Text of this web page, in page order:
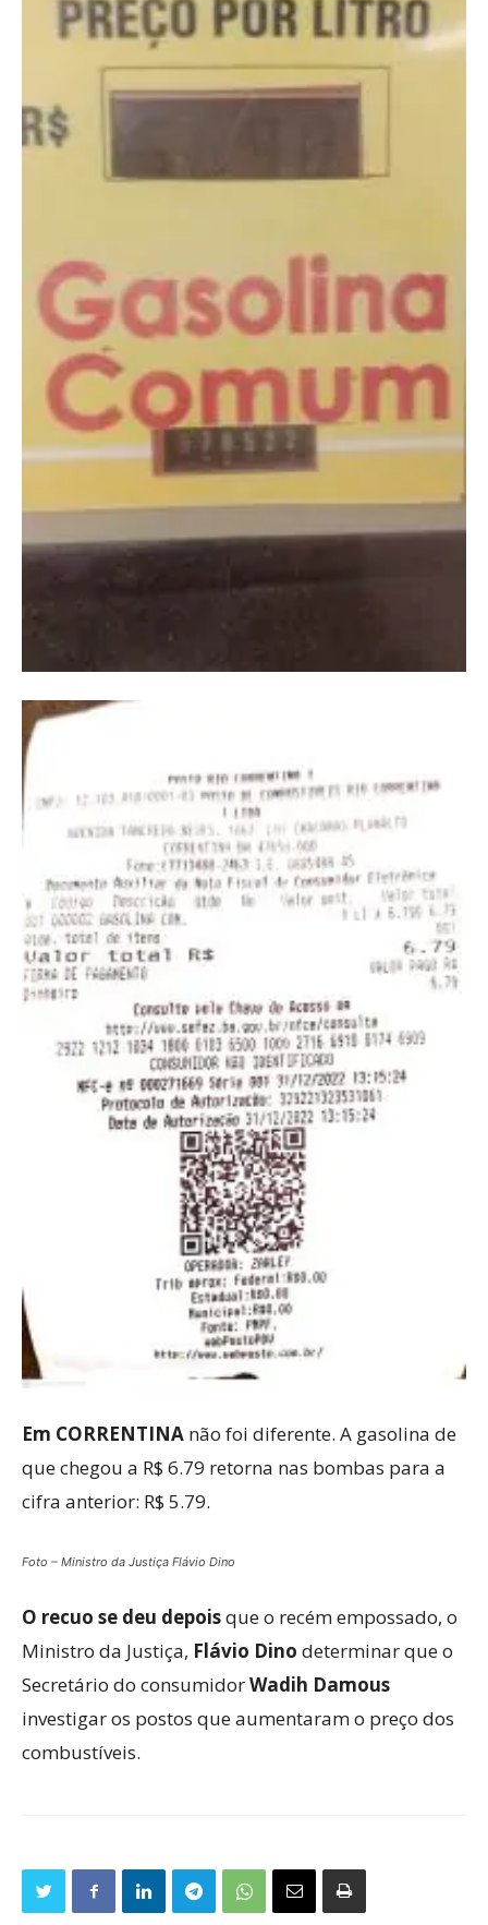
Em CORRENTINA não foi diferente. A gasolina de
que chegou a R$ 6.79 retorna nas bombas para a
cifra anterior: R$ 5.79.
Foto – Ministro da Justiça Flávio Dino
O recuo se deu depoisque o recém empossado, o
Ministro da Justiça, Flávio Dino determinar que o
Secretário do consumidorWadih Damous
investigar os postos que aumentaram o preço dos
combustíveis.